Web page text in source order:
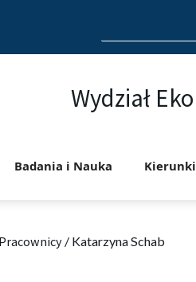
for:
Wydział
Badania i Nauka
Pracownicy/ Katarzyna Schab